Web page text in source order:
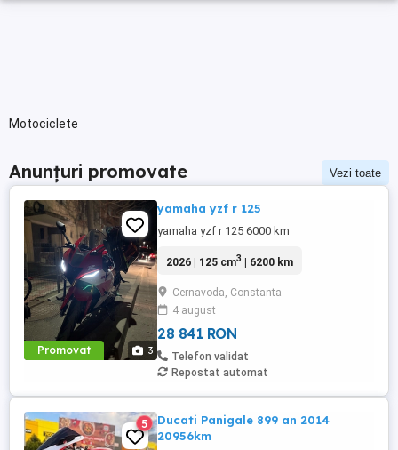
Motociclete
Anunțuri promovate Vezi toate
Promovat 3
yamaha yzf r 125
yamaha yzf r 125 6000 km
2026 | 125 cm3 | 6200 km
Cernavoda, Constanta
4 august
28 841 RON
Telefon validat
Repostat automat
5
Ducati Panigale 899 an 2014
20956km